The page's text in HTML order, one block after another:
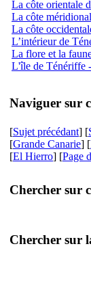
La côte orientale
La côte
La côte
L’intérieur de
La flore et la
L'île de Ténériffe
Naviguer sur
[Sujet précédant] [
[Grande Canarie] [
[El Hierro] [Page
Chercher sur
Chercher sur